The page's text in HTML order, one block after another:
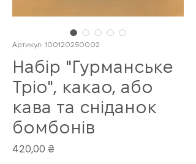
Артикул: 100120250002
Набір "Гурманське
Тріо", какао, або
кава та сніданок
бомбонів
420,00 ₴